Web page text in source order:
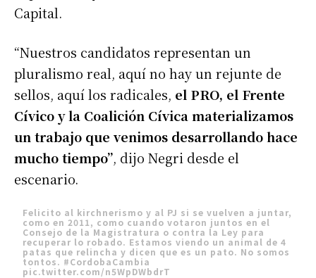
Capital.
“Nuestros candidatos representan un
pluralismo real, aquí no hay un rejunte de
sellos, aquí los radicales, el PRO, el Frente
Cívico y la Coalición Cívica materializamos
un trabajo que venimos desarrollando hace
mucho tiempo”, dijo Negri desde el
escenario.
Felicito al kirchnerismo y al PJ si se vuelven a juntar,
como en 2011, como cuando votaron juntos en el
Consejo de la Magistratura o contra la Ley para
recuperar lo robado. Estamos viendo un animal de 4
patas que relincha y dicen que es un pato. No somos
tontos. #CordobaCambia
pic.twitter.com/n5WpDWbdrT